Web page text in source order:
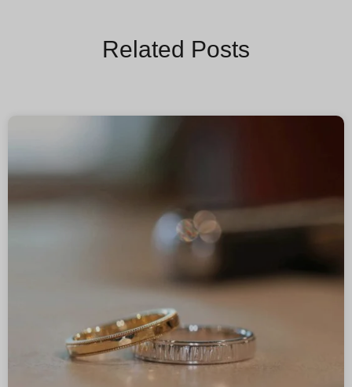
Related Posts